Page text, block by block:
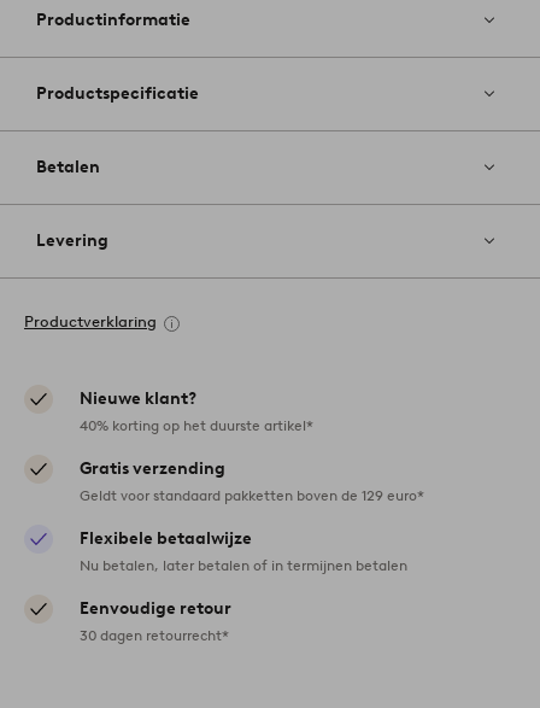
Productinformatie
Productspecificatie
Betalen
Levering
Productverklaring
Nieuwe klant?
40% korting op het duurste artikel*
Gratis verzending
Geldt voor standaard pakketten boven de 129 euro*
Flexibele betaalwijze
Nu betalen, later betalen of in termijnen betalen
Eenvoudige retour
30 dagen retourrecht*